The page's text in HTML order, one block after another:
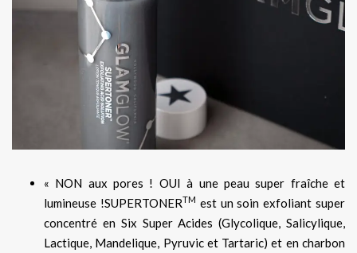
« NON aux pores ! OUI à une peau super fraîche et
lumineuse !SUPERTONERTM est un soin exfoliant super
concentré en Six Super Acides (Glycolique, Salicylique,
Lactique, Mandelique, Pyruvic et Tartaric) et en charbon